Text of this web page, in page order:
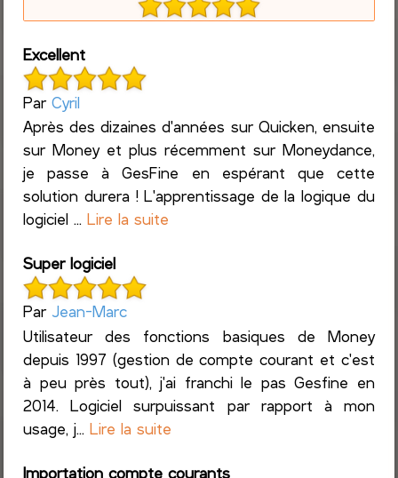
Excellent
ParCyril
Après des dizaines d'années sur Quicken, ensuite
sur Money et plus récemment sur Moneydance,
je passe à GesFine en espérant que cette
solution durera ! L'apprentissage de la logique du
logiciel ...Lire la suite
Super logiciel
Par Jean-Marc
Utilisateur des fonctions basiques de Money
depuis 1997 (gestion de compte courant et c'est
à peu près tout), j'ai franchi le pas Gesfine en
2014. Logiciel surpuissant par rapport à mon
usage, j...Lire la suite
Importation compte courants